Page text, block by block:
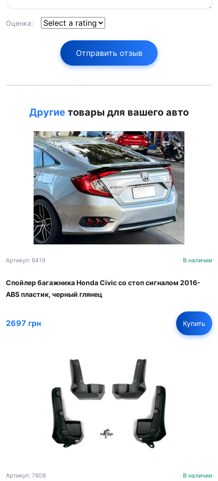
Оценка:
Отправить отзыв
Другие товары для вашего авто
Артикул: 8419 В наличии
Спойлер багажника Honda Civic со стоп сигналом 2016-
ABS пластик, черный глянец
2697 грн Купить
Артикул: 7808 В наличии